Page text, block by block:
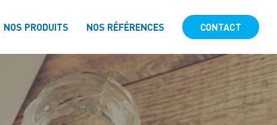
NOS PRODUITS NOS RÉFÉRENCES CONTACT